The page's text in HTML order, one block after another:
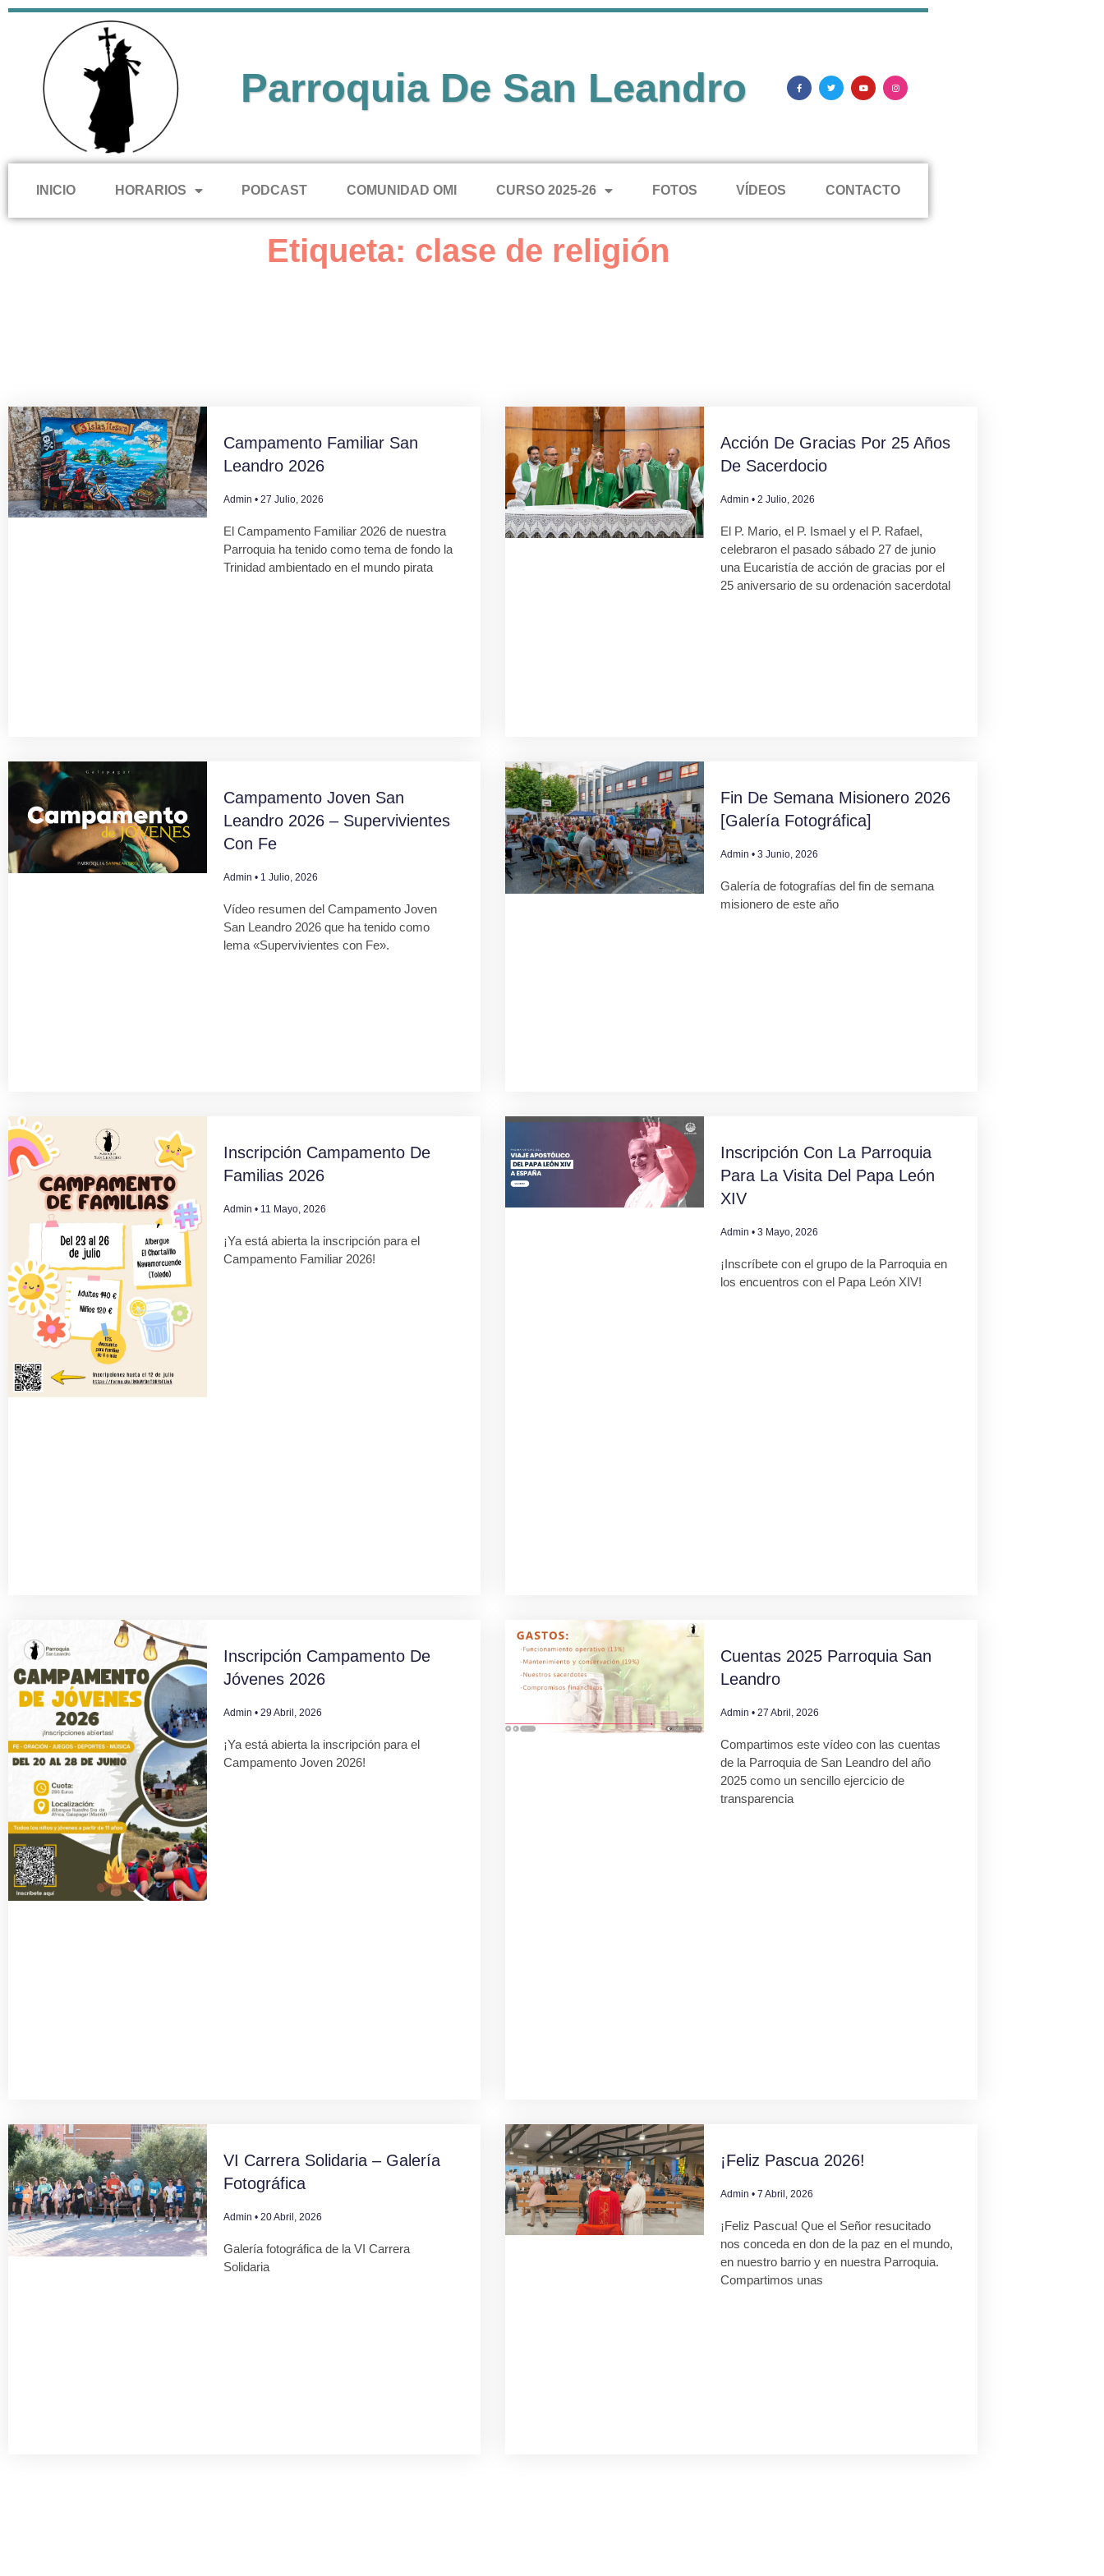
Parroquia De San Leandro
INICIO HORARIOS PODCAST COMUNIDAD OMI CURSO 2025-26 FOTOS VÍDEOS CONTACTO
Etiqueta: clase de religión
Campamento Familiar San
Leandro 2026
Admin 27 Julio, 2026
El Campamento Familiar 2026 de nuestra
Parroquia ha tenido como tema de fondo la
Trinidad ambientado en el mundo pirata
Acción De Gracias Por 25 Años
De Sacerdocio
Admin 2 Julio, 2026
El P. Mario, el P. Ismael y el P. Rafael,
celebraron el pasado sábado 27 de junio
una Eucaristía de acción de gracias por el
25 aniversario de su ordenación sacerdotal
Campamento Joven San
Leandro 2026 – Supervivientes
Con Fe
Admin 1 Julio, 2026
Vídeo resumen del Campamento Joven
San Leandro 2026 que ha tenido como
lema «Supervivientes con Fe».
Fin De Semana Misionero 2026
[Galería Fotográfica]
Admin 3 Junio, 2026
Galería de fotografías del fin de semana
misionero de este año
Inscripción Campamento De
Familias 2026
Admin 11 Mayo, 2026
¡Ya está abierta la inscripción para el
Campamento Familiar 2026!
Inscripción Con La Parroquia
Para La Visita Del Papa León
XIV
Admin 3 Mayo, 2026
¡Inscríbete con el grupo de la Parroquia en
los encuentros con el Papa León XIV!
Inscripción Campamento De
Jóvenes 2026
Admin 29 Abril, 2026
¡Ya está abierta la inscripción para el
Campamento Joven 2026!
Cuentas 2025 Parroquia San
Leandro
Admin 27 Abril, 2026
Compartimos este vídeo con las cuentas
de la Parroquia de San Leandro del año
2025 como un sencillo ejercicio de
transparencia
VI Carrera Solidaria – Galería
Fotográfica
Admin 20 Abril, 2026
Galería fotográfica de la VI Carrera
Solidaria
¡Feliz Pascua 2026!
Admin 7 Abril, 2026
¡Feliz Pascua! Que el Señor resucitado
nos conceda en don de la paz en el mundo,
en nuestro barrio y en nuestra Parroquia.
Compartimos unas